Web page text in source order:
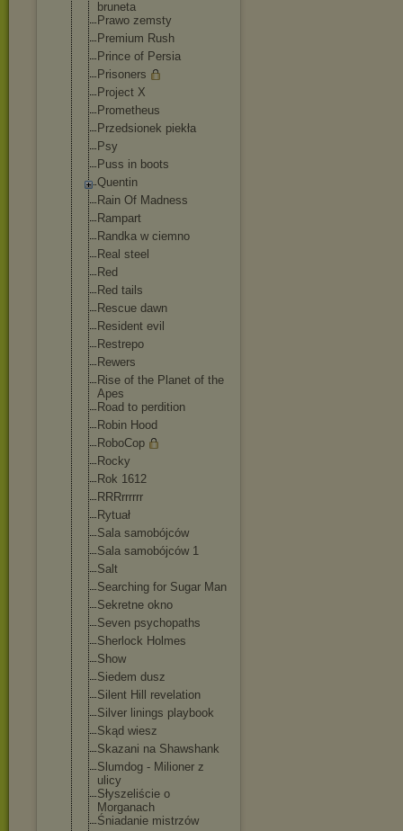
bruneta
Prawo zemsty
Premium Rush
Prince of Persia
Prisoners
Project X
Prometheus
Przedsionek piekła
Psy
Puss in boots
Quentin
Rain Of Madness
Rampart
Randka w ciemno
Real steel
Red
Red tails
Rescue dawn
Resident evil
Restrepo
Rewers
Rise of the Planet of the
Apes
Road to perdition
Robin Hood
RoboCop
Rocky
Rok 1612
RRRrrrrrr
Rytuał
Sala samobójców
Sala samobójców 1
Salt
Searching for Sugar Man
Sekretne okno
Seven psychopaths
Sherlock Holmes
Show
Siedem dusz
Silent Hill revelation
Silver linings playbook
Skąd wiesz
Skazani na Shawshank
Slumdog - Milioner z
ulicy
Słyszeliście o
Morganach
Śniadanie mistrzów